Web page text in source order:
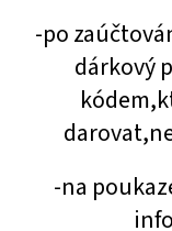
-po
dárkový
-na